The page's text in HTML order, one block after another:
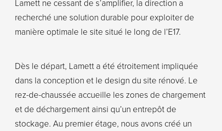
Lamett ne cessant de s’amplifier, la direction a
recherché une solution durable pour exploiter de
manière optimale le site situé le long de l’E17.
Dès le départ, Lamett a été étroitement impliquée
dans la conception et le design du site rénové. Le
rez-de-chaussée accueille les zones de chargement
et de déchargement ainsi qu’un entrepôt de
stockage. Au premier étage, nous avons créé un